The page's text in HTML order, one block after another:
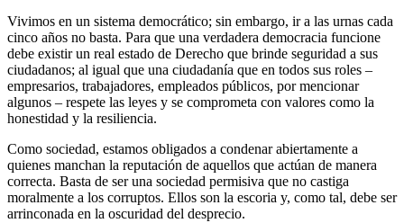
Vivimos en un sistema democrático; sin embargo, ir a las urnas cada
cinco años no basta. Para que una verdadera democracia funcione
debe existir un real estado de Derecho que brinde seguridad a sus
ciudadanos; al igual que una ciudadanía que en todos sus roles –
empresarios, trabajadores, empleados públicos, por mencionar
algunos – respete las leyes y se comprometa con valores como la
honestidad y la resiliencia.
Como sociedad, estamos obligados a condenar abiertamente a
quienes manchan la reputación de aquellos que actúan de manera
correcta. Basta de ser una sociedad permisiva que no castiga
moralmente a los corruptos. Ellos son la escoria y, como tal, debe ser
arrinconada en la oscuridad del desprecio.